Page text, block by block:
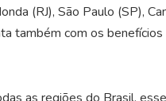
(RJ), São Paulo (SP),
também com os